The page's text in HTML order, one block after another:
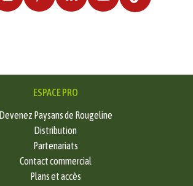
ESPACE PRO
Devenez Paysans de Rougeline
Distribution
Partenariats
Contact commercial
Plans et accès